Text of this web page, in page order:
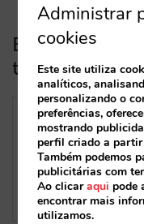
Booking.com
terceiros com
Administrar
cookies
Este site utiliza
analíticos,
personalizando o
preferências,
mostrando
perfil criado a partir
Também podemos
publicitárias com
Ao clicaraqui pode
encontrar mais
utilizamos.